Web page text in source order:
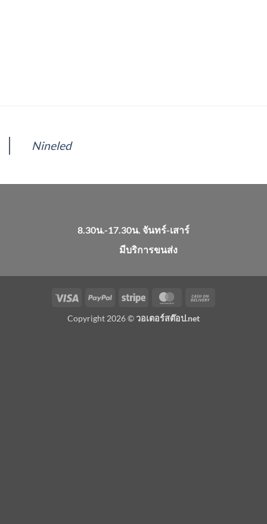
Nineled
8.30น.-17.30น. จันทร์-เสาร์
มีบริการขนส่ง
Visa PayPal Stripe MasterCard
Copyright 2026 ©วอเตอร์สต๊อป.net